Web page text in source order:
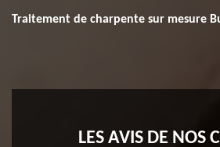
Traitement de charpente sur mesure
LES AVIS DE NOS